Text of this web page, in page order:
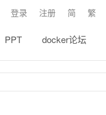
登录 注册 简 繁
PPT docker论坛